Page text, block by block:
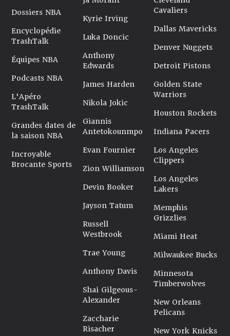
Dossiers NBA
Encyclopédie
TrashTalk
Équipes NBA
Podcasts NBA
L'Apéro
TrashTalk
Grandes dates de
la saison NBA
Incroyable
Brocante Sports
Kyrie Irving
Luka Doncic
Anthony
Edwards
James Harden
Nikola Jokic
Giannis
Antetokounmpo
Evan Fournier
Zion Williamson
Devin Booker
Jayson Tatum
Russell
Westbrook
Trae Young
Anthony Davis
Shai Gilgeous-
Alexander
Zaccharie
Risacher
Cavaliers
Dallas Mavericks
Denver Nuggets
Detroit Pistons
Golden State
Warriors
Houston Rockets
Indiana Pacers
Los Angeles
Clippers
Los Angeles
Lakers
Memphis
Grizzlies
Miami Heat
Milwaukee Bucks
Minnesota
Timberwolves
New Orleans
Pelicans
New York Knicks